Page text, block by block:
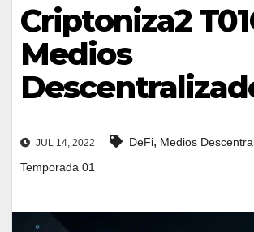
Criptoniza2
Medios
JUL 14, 2022 DeFi, Medios
Temporada 01